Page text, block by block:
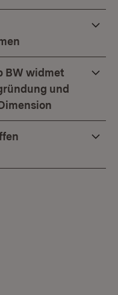
BW widmet
und